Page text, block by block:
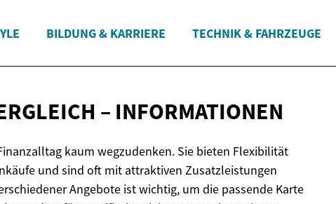
BILDUNG & KARRIERE TECHNIK & FAHRZEUGE
– INFORMATIONEN
kaum wegzudenken. Sie bieten Flexibilität
und sind oft mit attraktiven Zusatzleistungen
Angebote ist wichtig, um die passende Karte